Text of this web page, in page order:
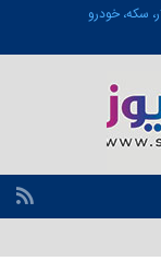
سکه، خودرو